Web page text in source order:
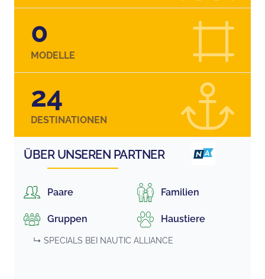
0
MODELLE
24
DESTINATIONEN
ÜBER UNSEREN PARTNER
Paare Familien
Gruppen Haustiere
↳ SPECIALS BEI NAUTIC ALLIANCE